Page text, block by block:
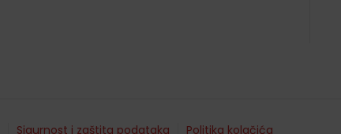
Sigurnost i zaštita podataka Politika kolačića